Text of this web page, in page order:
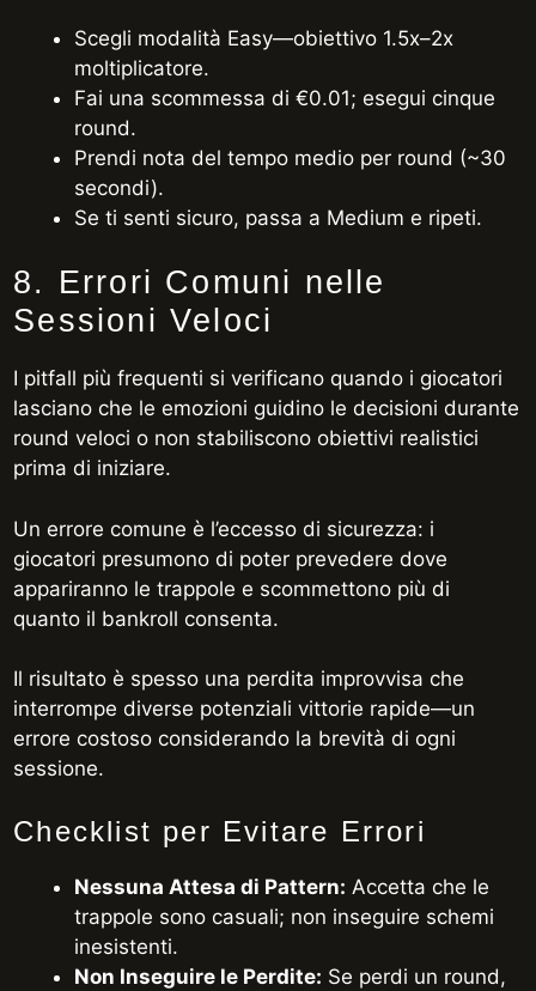
Scegli modalità Easy—obiettivo 1.5x–2x
moltiplicatore.
Fai una scommessa di €0.01; esegui cinque
round.
Prendi nota del tempo medio per round (~30
secondi).
Se ti senti sicuro, passa a Medium e ripeti.
8. Errori Comuni nelle
Sessioni Veloci
I pitfall più frequenti si verificano quando i giocatori
lasciano che le emozioni guidino le decisioni durante
round veloci o non stabiliscono obiettivi realistici
prima di iniziare.
Un errore comune è l’eccesso di sicurezza: i
giocatori presumono di poter prevedere dove
appariranno le trappole e scommettono più di
quanto il bankroll consenta.
Il risultato è spesso una perdita improvvisa che
interrompe diverse potenziali vittorie rapide—un
errore costoso considerando la brevità di ogni
sessione.
Checklist per Evitare Errori
Nessuna Attesa di Pattern: Accetta che le
trappole sono casuali; non inseguire schemi
inesistenti.
Non Inseguire le Perdite: Se perdi un round,